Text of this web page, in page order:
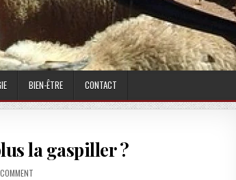
BIEN-ÊTRE CONTACT
la gaspiller ?